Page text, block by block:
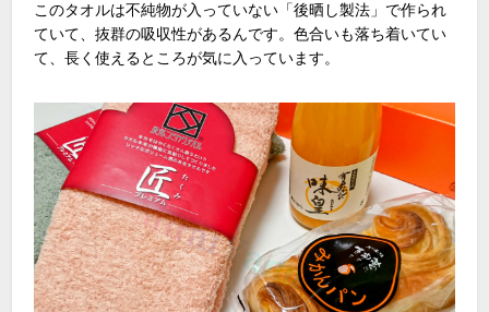
このタオルは不純物が入っていない「後晒し製法」で作られ
ていて、抜群の吸収性があるんです。色合いも落ち着いてい
て、長く使えるところが気に入っています。